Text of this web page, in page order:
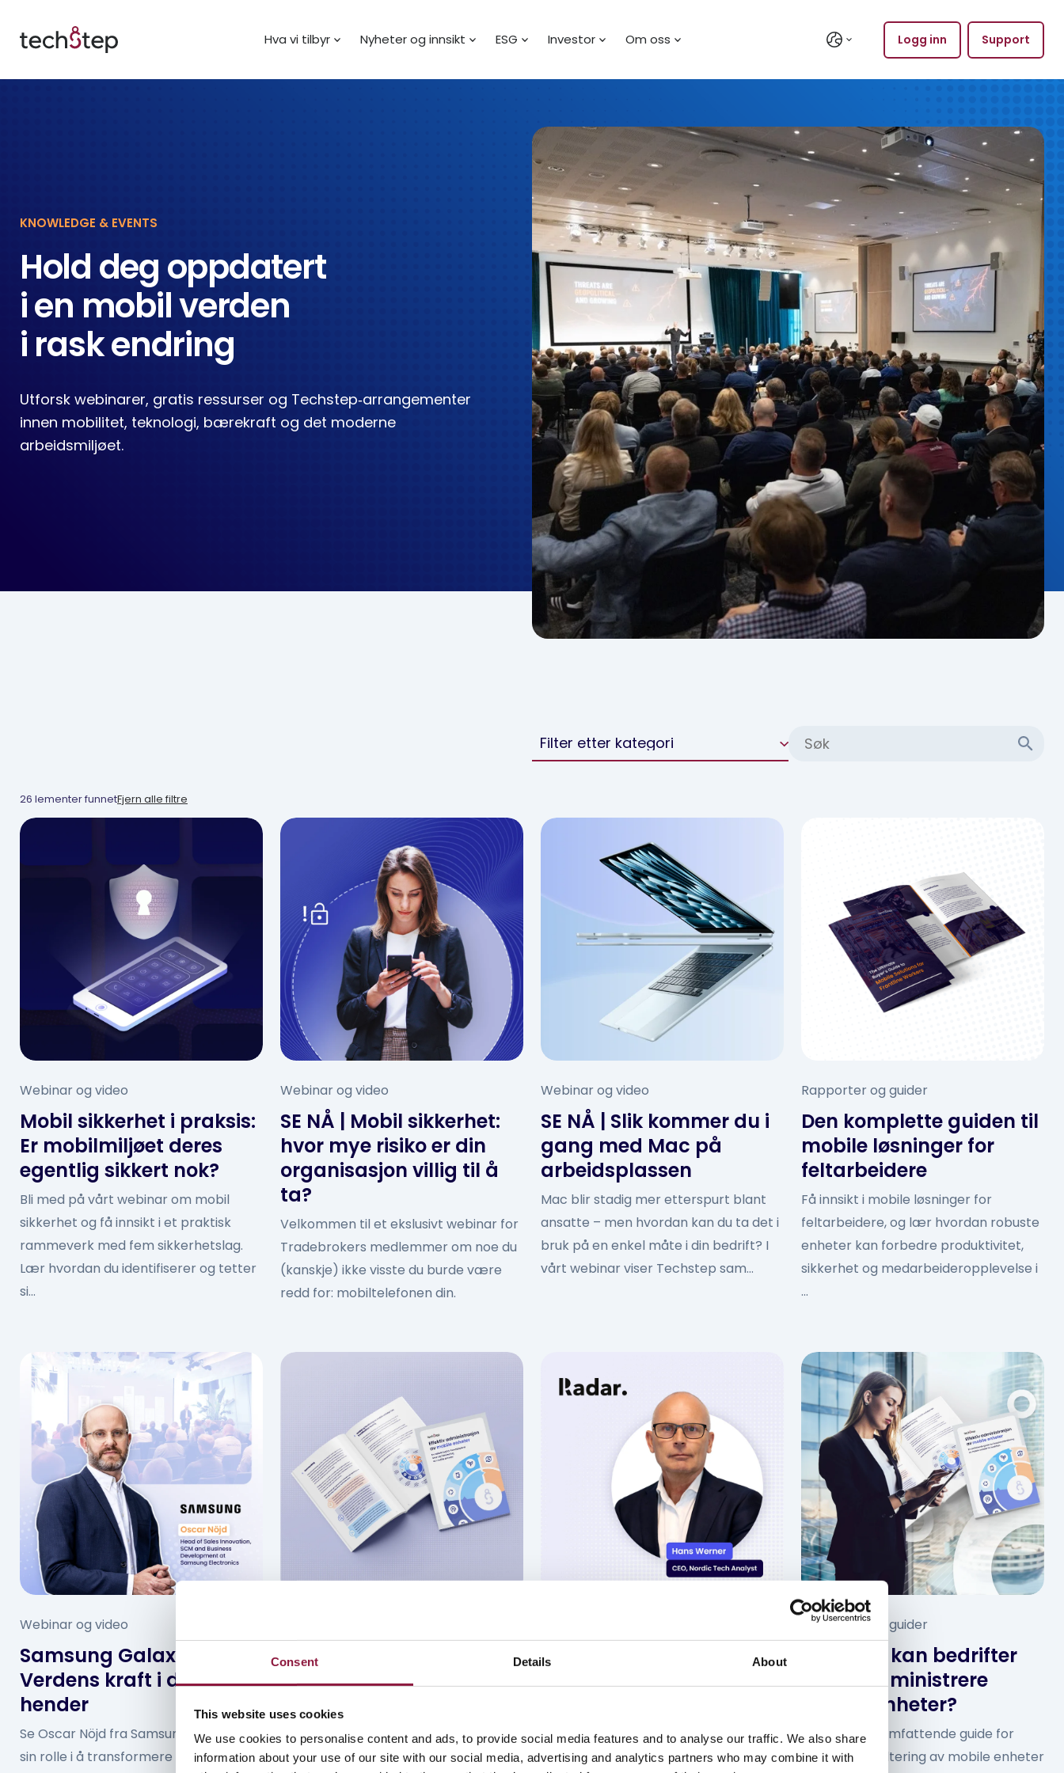
Consent Details About
This website uses cookies
We use cookies to personalise content and ads, to provide social media features and to analyse our traffic. We also share
information about your use of our site with our social media, advertising and analytics partners who may combine it with
Hva vi tilbyr Nyheter og innsikt ESG Investor Om oss Support
Logg inn
KNOWLEDGE & EVENTS
Hold deg oppdatert
i en mobil verden
i rask endring
Utforsk webinarer, gratis ressurser og Techstep‑arrangementer
innen mobilitet, teknologi, bærekraft og det moderne
arbeidsmiljøet.
26 lementer funnetFjern alle filtre
Webinar og video
Mobil sikkerhet i praksis:
Er mobilmiljøet deres
egentlig sikkert nok?
Bli med på vårt webinar om mobil
sikkerhet og få innsikt i et praktisk
rammeverk med fem sikkerhetslag.
Lær hvordan du identifiserer og tetter
si...
Webinar og video
SE NÅ | Mobil sikkerhet:
hvor mye risiko er din
organisasjon villig til å
ta?
Velkommen til et ekslusivt webinar for
Tradebrokers medlemmer om noe du
(kanskje) ikke visste du burde være
redd for: mobiltelefonen din.
Webinar og video
SE NÅ | Slik kommer du i
gang med Mac på
arbeidsplassen
Mac blir stadig mer etterspurt blant
ansatte – men hvordan kan du ta det i
bruk på en enkel måte i din bedrift? I
vårt webinar viser Techstep sam...
Rapporter og guider
Den komplette guiden til
mobile løsninger for
feltarbeidere
Få innsikt i mobile løsninger for
feltarbeidere, og lær hvordan robuste
enheter kan forbedre produktivitet,
sikkerhet og medarbeideropplevelse i
...
Webinar og video
Samsung Galaxy AI:
Verdens kraft i dine
hender
Se Oscar Nöjd fra Samsung diskutere KI
sin rolle i å transformere arbeid,
Effektiv administrasjon
av mobile enheter i
offentlig sektor
Lær hvordan offentlige organisasjoner
effektivt kan administrere mobile
Radar: Hvordan påvirker
KI Sveriges IT-landskap?
CEO og gründer av Radar, deres
holistiske syn på kunstig intelligens (KI)
Rapporter og guider
Hvordan kan bedrifter
bedre administrere
mobile enheter?
Last ned vår omfattende guide for
livssyklushåndtering av mobile enheter